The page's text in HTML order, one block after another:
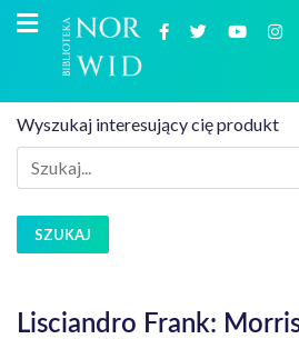
Wyszukaj interesujący cię produkt
SZUKAJ
Lisciandro Frank: